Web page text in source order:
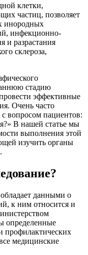
клетки,
частиц, позволяет
инородных
инфекционно-
и разрастания
склероза,
стадию
эффективные
Очень часто
вопросом пациентов:
В нашей статье мы
выполнения этой
изучить органы
данными о
к ним относится и
определенные
профилактических
медицинские